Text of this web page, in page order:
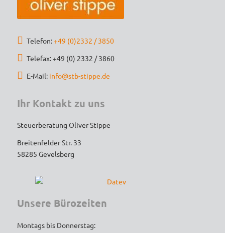
Die Kommunikation war schnell und
unkompliziert, und die Steuererklärung
termingerecht erledigt. Dank der
strategischen Tipps konnte ich sogar
Expertenwissen!
Wer einen engagierten, loyalen und
goldrichtig. Vielen Dank für die tolle
Unterstützung – ich werde auf jeden Fall
weiterhin gerne kommen und empfehle die
Telefon:+49 (0)2332 / 3850
Telefax: +49 (0) 2332 / 3860
E-Mail: info@stb-stippe.de
Ihr Kontakt zu uns
Steuerberatung Oliver Stippe
Breitenfelder Str. 33
58285 Gevelsberg
Unsere Bürozeiten
Montags bis Donnerstag: